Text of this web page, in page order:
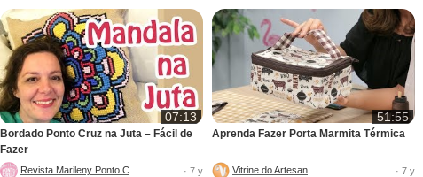
07:13
Bordado Ponto Cruz na Juta – Fácil de
Fazer
· 7 y
51:55
Aprenda Fazer Porta Marmita Térmica
· 7 y